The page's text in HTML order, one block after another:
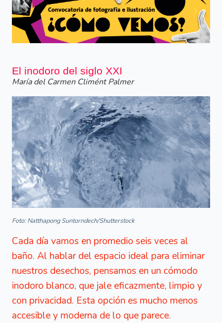
Siguiente Anterior
El inodoro del siglo XXI
María del Carmen Climént Palmer
Foto: Natthapong Suntorndech/Shutterstock
Cada día vamos en promedio seis veces al
baño. Al hablar del espacio ideal para eliminar
nuestros desechos, pensamos en un cómodo
inodoro blanco, que jale eficazmente, limpio y
con privacidad. Esta opción es mucho menos
accesible y moderna de lo que parece.